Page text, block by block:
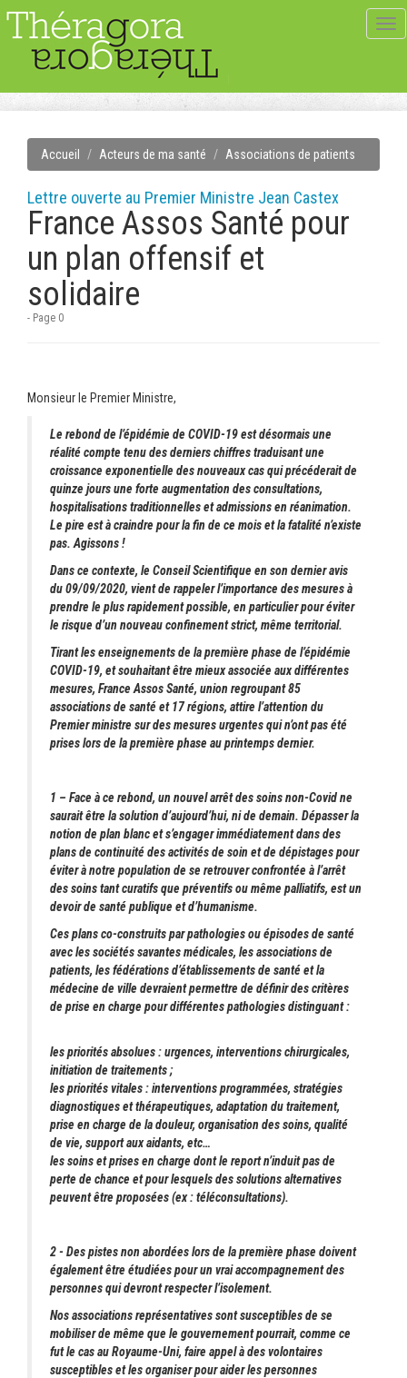
Accueil Acteurs de ma santé Associations de patients
Lettre ouverte au Premier Ministre Jean Castex
France Assos Santé pour
un plan offensif et
solidaire
- Page 0
Monsieur le Premier Ministre,
Le rebond de l’épidémie de COVID-19 est désormais une
réalité compte tenu des derniers chiffres traduisant une
croissance exponentielle des nouveaux cas qui précéderait de
quinze jours une forte augmentation des consultations,
hospitalisations traditionnelles et admissions en réanimation.
Le pire est à craindre pour la fin de ce mois et la fatalité n’existe
pas. Agissons !
Dans ce contexte, le Conseil Scientifique en son dernier avis
du 09/09/2020, vient de rappeler l’importance des mesures à
prendre le plus rapidement possible, en particulier pour éviter
le risque d’un nouveau confinement strict, même territorial.
Tirant les enseignements de la première phase de l’épidémie
COVID-19, et souhaitant être mieux associée aux différentes
mesures, France Assos Santé, union regroupant 85
associations de santé et 17 régions, attire l’attention du
Premier ministre sur des mesures urgentes qui n’ont pas été
prises lors de la première phase au printemps dernier.
1 – Face à ce rebond, un nouvel arrêt des soins non-Covid ne
saurait être la solution d’aujourd’hui, ni de demain. Dépasser la
notion de plan blanc et s’engager immédiatement dans des
plans de continuité des activités de soin et de dépistages pour
éviter à notre population de se retrouver confrontée à l’arrêt
des soins tant curatifs que préventifs ou même palliatifs, est un
devoir de santé publique et d’humanisme.
Ces plans co-construits par pathologies ou épisodes de santé
avec les sociétés savantes médicales, les associations de
patients, les fédérations d’établissements de santé et la
médecine de ville devraient permettre de définir des critères
de prise en charge pour différentes pathologies distinguant :
les priorités absolues : urgences, interventions chirurgicales,
initiation de traitements ;
les priorités vitales : interventions programmées, stratégies
diagnostiques et thérapeutiques, adaptation du traitement,
prise en charge de la douleur, organisation des soins, qualité
de vie, support aux aidants, etc…
les soins et prises en charge dont le report n’induit pas de
perte de chance et pour lesquels des solutions alternatives
peuvent être proposées (ex : téléconsultations).
2 - Des pistes non abordées lors de la première phase doivent
également être étudiées pour un vrai accompagnement des
personnes qui devront respecter l’isolement.
Nos associations représentatives sont susceptibles de se
mobiliser de même que le gouvernement pourrait, comme ce
fut le cas au Royaume-Uni, faire appel à des volontaires
susceptibles et les organiser pour aider les personnes